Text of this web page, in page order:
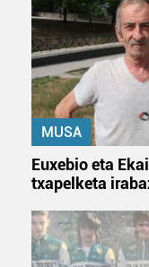
Webgune honek
fitxategiak
zerbitzuak
baliatzen gara.
erabiltzeko
irakurri
MUSA
Euxebio eta
txapelketa